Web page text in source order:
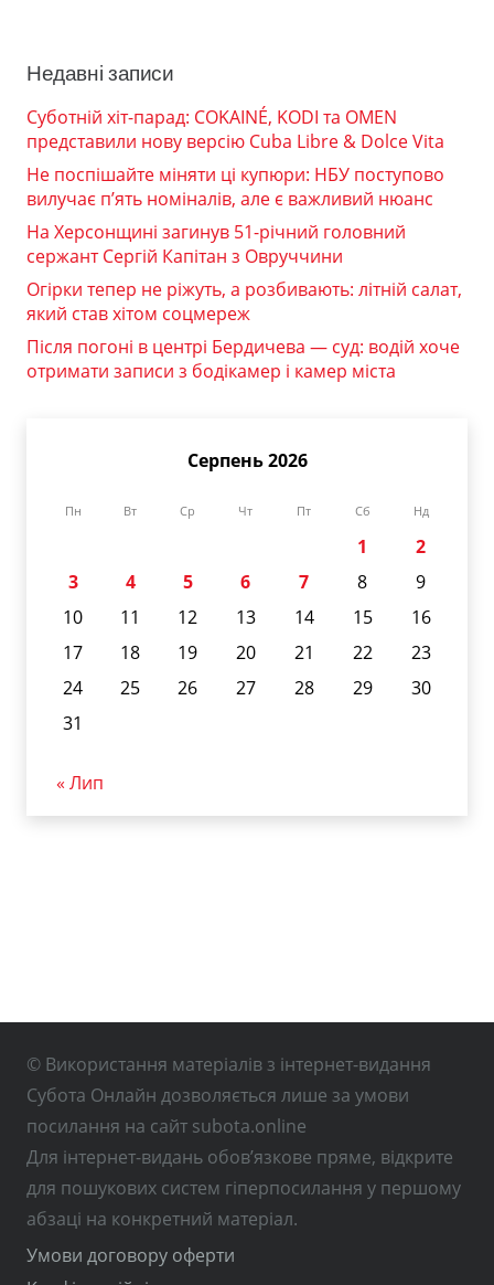
Недавні записи
Суботній хіт-парад: COKAINÉ, KODI та OMEN
представили нову версію Cuba Libre & Dolce Vita
Не поспішайте міняти ці купюри: НБУ поступово
вилучає п’ять номіналів, але є важливий нюанс
На Херсонщині загинув 51-річний головний
сержант Сергій Капітан з Овруччини
Огірки тепер не ріжуть, а розбивають: літній салат,
який став хітом соцмереж
Після погоні в центрі Бердичева — суд: водій хоче
отримати записи з бодікамер і камер міста
Серпень 2026
Пн Вт Ср Чт Пт Сб Нд
1
2
3
4 5 6 7 8
9
10
11 12 13 14 15
16
17
18 19 20 21 22
23
24
25 26 27 28 29
30
31
« Лип
© Використання матеріалів з інтернет-видання
Субота Онлайн дозволяється лише за умови
посилання на сайт subota.online
Для інтернет-видань обов’язкове пряме, відкрите
для пошукових систем гіперпосилання у першому
абзаці на конкретний матеріал.
Умови договору оферти